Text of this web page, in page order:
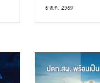
6 ส.ค. 2569